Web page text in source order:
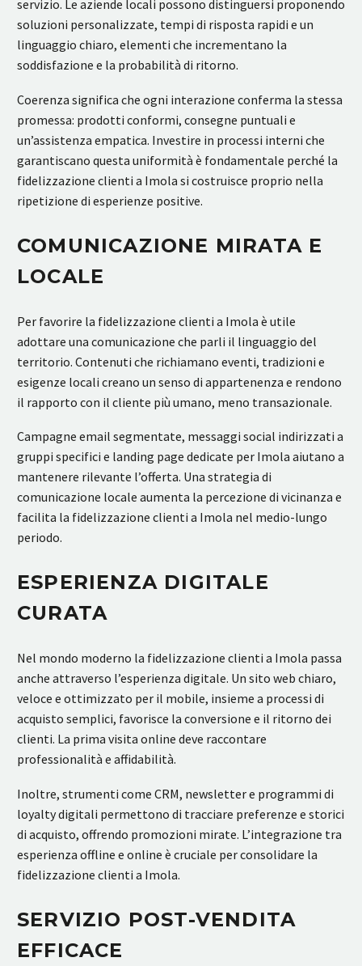
servizio. Le aziende locali possono distinguersi proponendo
soluzioni personalizzate, tempi di risposta rapidi e un
linguaggio chiaro, elementi che incrementano la
soddisfazione e la probabilità di ritorno.
Coerenza significa che ogni interazione conferma la stessa
promessa: prodotti conformi, consegne puntuali e
un’assistenza empatica. Investire in processi interni che
garantiscano questa uniformità è fondamentale perché la
fidelizzazione clienti a Imola si costruisce proprio nella
ripetizione di esperienze positive.
COMUNICAZIONE MIRATA E
LOCALE
Per favorire la fidelizzazione clienti a Imola è utile
adottare una comunicazione che parli il linguaggio del
territorio. Contenuti che richiamano eventi, tradizioni e
esigenze locali creano un senso di appartenenza e rendono
il rapporto con il cliente più umano, meno transazionale.
Campagne email segmentate, messaggi social indirizzati a
gruppi specifici e landing page dedicate per Imola aiutano a
mantenere rilevante l’offerta. Una strategia di
comunicazione locale aumenta la percezione di vicinanza e
facilita la fidelizzazione clienti a Imola nel medio-lungo
periodo.
ESPERIENZA DIGITALE
CURATA
Nel mondo moderno la fidelizzazione clienti a Imola passa
anche attraverso l’esperienza digitale. Un sito web chiaro,
veloce e ottimizzato per il mobile, insieme a processi di
acquisto semplici, favorisce la conversione e il ritorno dei
clienti. La prima visita online deve raccontare
professionalità e affidabilità.
Inoltre, strumenti come CRM, newsletter e programmi di
loyalty digitali permettono di tracciare preferenze e storici
di acquisto, offrendo promozioni mirate. L’integrazione tra
esperienza offline e online è cruciale per consolidare la
fidelizzazione clienti a Imola.
SERVIZIO POST-VENDITA
EFFICACE